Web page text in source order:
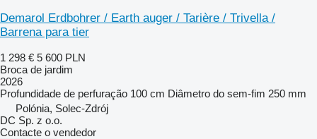
Demarol Erdbohrer / Earth auger / Tarière / Trivella /
Barrena para tier
1 298 € 5 600 PLN
Broca de jardim
2026
Profundidade de perfuração 100 cm Diâmetro do sem-fim 250 mm
Polónia, Solec-Zdrój
DC Sp. z o.o.
Contacte o vendedor